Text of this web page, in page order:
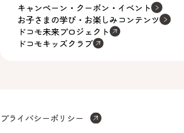
キャンペーン・クーポン・イベント
お子さまの学び・お楽しみコンテンツ
ドコモ未来プロジェクト
ドコモキッズクラブ
プライバシーポリシー